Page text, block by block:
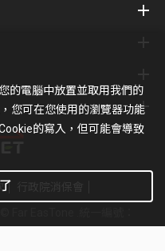
的電腦中放置並取用我們的
您可在您使用的瀏覽器功能
的寫入，但可能會導致